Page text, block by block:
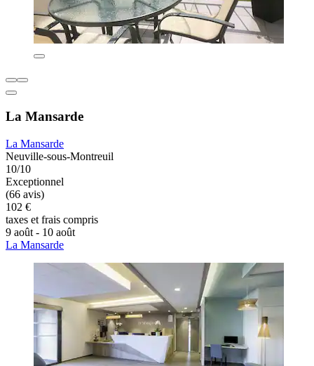
La Mansarde
La Mansarde
Neuville-sous-Montreuil
10/10
Exceptionnel
(66 avis)
102 €
taxes et frais compris
9 août - 10 août
La Mansarde